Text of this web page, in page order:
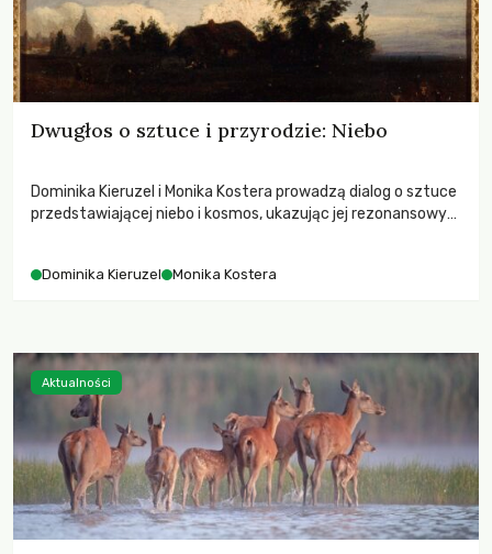
Dwugłos o sztuce i przyrodzie: Niebo
Dominika Kieruzel i Monika Kostera prowadzą dialog o sztuce
przedstawiającej niebo i kosmos, ukazując jej rezonansowy
Dominika Kieruzel Monika Kostera
Aktualności